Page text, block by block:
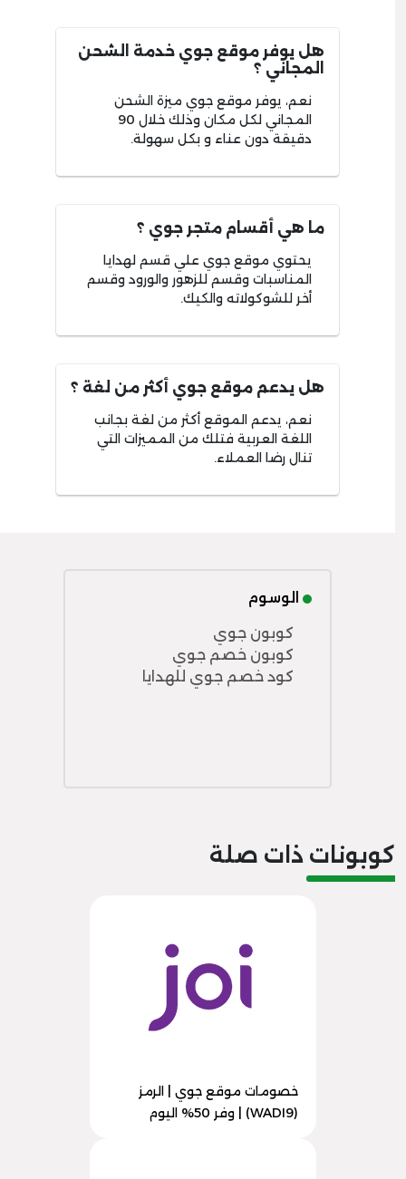
هل يوفر موقع جوي خدمة الشحن
المجاني ؟
نعم، يوفر موقع جوي ميزة الشحن
المجاني لكل مكان وذلك خلال 90
دقيقة دون عناء و بكل سهولة.
ما هي أقسام متجر جوي ؟
يحتوي موقع جوي علي قسم لهدايا
المناسبات وقسم للزهور والورود وقسم
أخر للشوكولاته والكيك.
هل يدعم موقع جوي أكثر من لغة ؟
نعم، يدعم الموقع أكثر من لغة بجانب
اللغة العربية فتلك من المميزات التي
تنال رضا العملاء.
الوسوم
كوبون جوي
كوبون خصم جوي
كود خصم جوي للهدايا
كوبونات ذات صلة
خصومات موقع جوي | الرمز
(WADI9) | وفر 50% اليوم